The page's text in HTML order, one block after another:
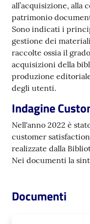
Chiedi al
bibliotecario
Avvisi
Orari
all’acquisizione, alla
patrimonio
Sono indicati i
gestione dei
raccolte ossia il
acquisizioni della
produzione
degli utenti.
Indagine
Nell'anno 2022 è
customer
realizzate dalla
Nei documenti la
Documenti